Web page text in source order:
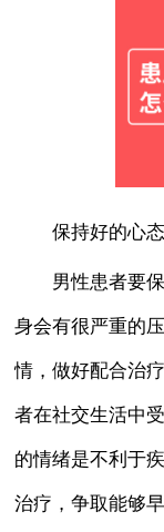
保持好的心态
男性患者要保
身会有很严重的
情，做好配合治
者在社交生活中
的情绪是不利于
治疗，争取能够早